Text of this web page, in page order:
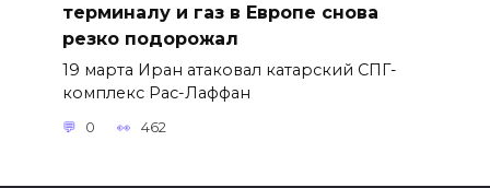
терминалу и газ в Европе снова
резко подорожал
19 марта Иран атаковал катарский СПГ-
комплекс Рас-Лаффан
0 462